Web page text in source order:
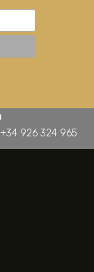
+34 926 324 965